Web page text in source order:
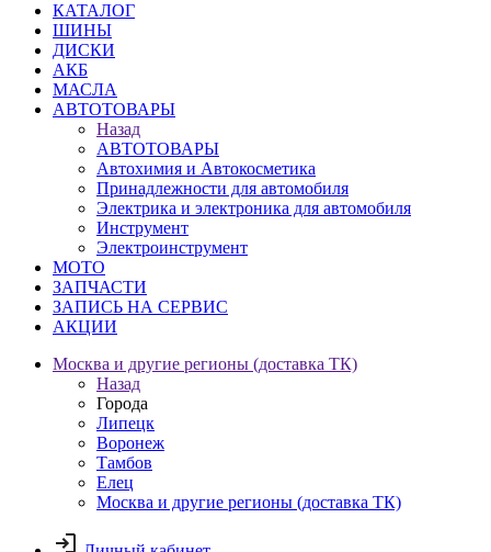
КАТАЛОГ
ШИНЫ
ДИСКИ
АКБ
МАСЛА
АВТОТОВАРЫ
Назад
АВТОТОВАРЫ
Автохимия и Автокосметика
Принадлежности для автомобиля
Электрика и электроника для автомобиля
Инструмент
Электроинструмент
МОТО
ЗАПЧАСТИ
ЗАПИСЬ НА СЕРВИС
АКЦИИ
Москва и другие регионы (доставка ТК)
Назад
Города
Липецк
Воронеж
Тамбов
Елец
Москва и другие регионы (доставка ТК)